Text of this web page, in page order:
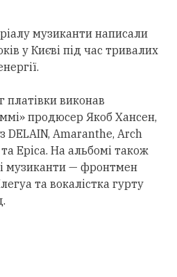
музиканти написали
у Києві під час тривалих
платівки виконав
продюсер Якоб Хансен,
DELAIN, Amaranthe, Arch
Epica. На альбомі також
музиканти — фронтмен
та вокалістка гурту